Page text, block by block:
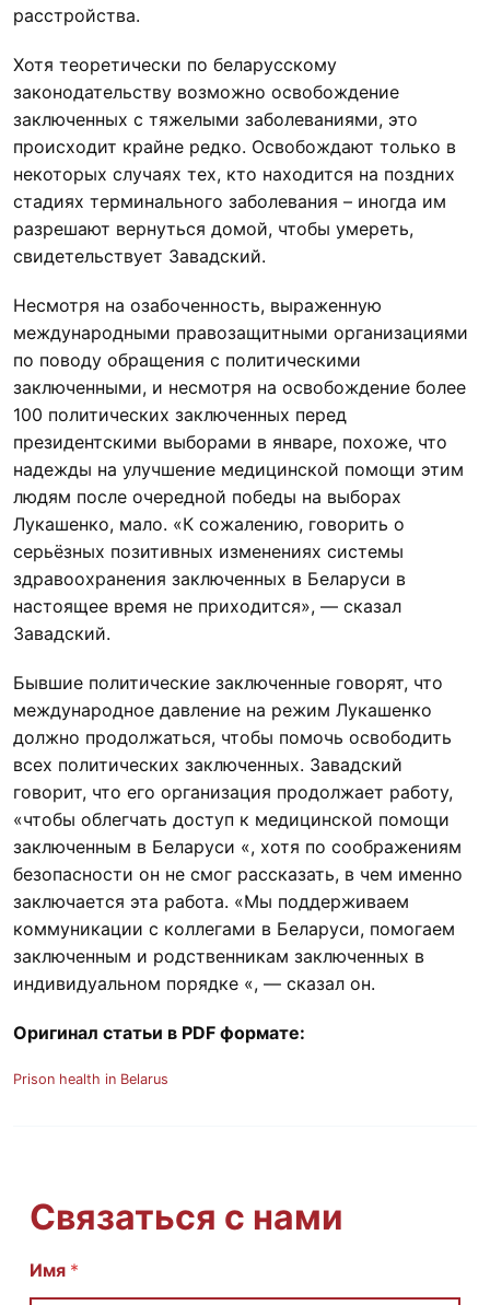
расстройства.
Хотя теоретически по беларусскому
законодательству возможно освобождение
заключенных с тяжелыми заболеваниями, это
происходит крайне редко. Освобождают только в
некоторых случаях тех, кто находится на поздних
стадиях терминального заболевания – иногда им
разрешают вернуться домой, чтобы умереть,
свидетельствует Завадский.
Несмотря на озабоченность, выраженную
международными правозащитными организациями
по поводу обращения с политическими
заключенными, и несмотря на освобождение более
100 политических заключенных перед
президентскими выборами в январе, похоже, что
надежды на улучшение медицинской помощи этим
людям после очередной победы на выборах
Лукашенко, мало. «К сожалению, говорить о
серьёзных позитивных изменениях системы
здравоохранения заключенных в Беларуси в
настоящее время не приходится», — сказал
Завадский.
Бывшие политические заключенные говорят, что
международное давление на режим Лукашенко
должно продолжаться, чтобы помочь освободить
всех политических заключенных. Завадский
говорит, что его организация продолжает работу,
«чтобы облегчать доступ к медицинской помощи
заключенным в Беларуси «, хотя по соображениям
безопасности он не смог рассказать, в чем именно
заключается эта работа. «Мы поддерживаем
коммуникации с коллегами в Беларуси, помогаем
заключенным и родственникам заключенных в
индивидуальном порядке «, — сказал он.
Оригинал статьи в PDF формате:
Prison health in Belarus
Связаться с нами
С
Имя *